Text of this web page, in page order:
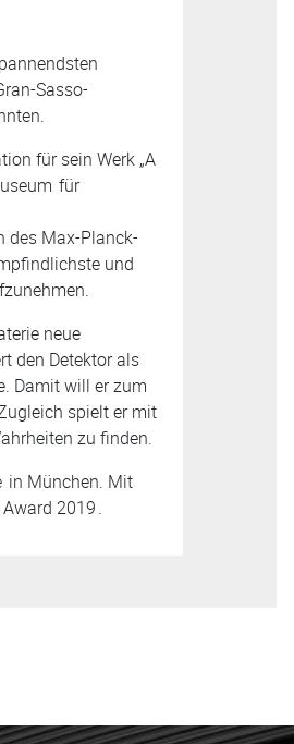
Sasso-
für sein Werk „A
für
des Max-Planck-
und
neue
den Detektor als
Damit will er zum
spielt er mit
zu finden.
in München. Mit
2019.